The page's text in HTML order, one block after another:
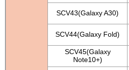
SCV43(Galaxy A30)
SCV44(Galaxy Fold)
SCV45(Galaxy
Note10+)